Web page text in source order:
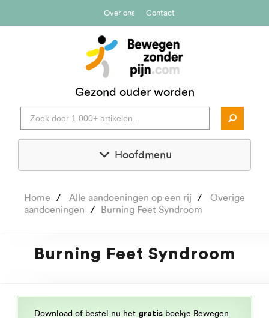
Over ons Contact
Gezond ouder worden
Hoofdmenu
Home Alle aandoeningen op een rij
Overige
aandoeningen
Burning Feet Syndroom
Burning Feet Syndroom
Download of bestel nu het gratis boekje Bewegen